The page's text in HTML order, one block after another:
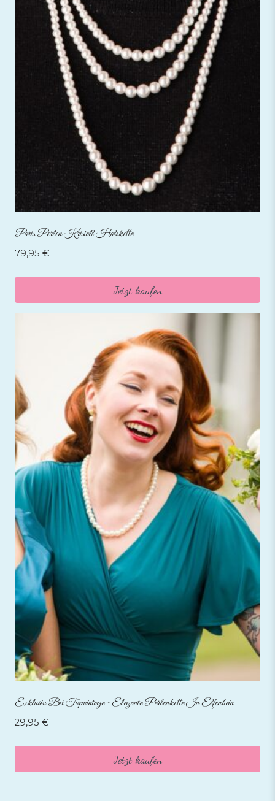
Paris Perlen Kristall Halskette
79,95 €
Jetzt kaufen
Exklusiv Bei Topvintage ~ Elegante Perlenkette In Elfenbein
29,95 €
Jetzt kaufen